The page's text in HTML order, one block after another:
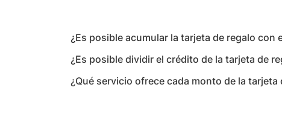
¿Es posible acumular la tarjeta de regalo con
¿Es posible dividir el crédito de la tarjeta de
¿Qué servicio ofrece cada monto de la tarjeta